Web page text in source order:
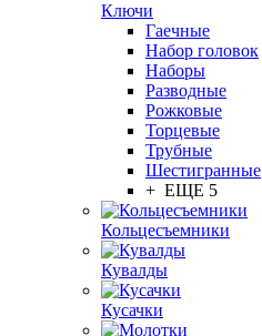
Ключи
Гаечные
Набор головок
Наборы
Разводные
Рожковые
Торцевые
Трубные
Шестигранные
+ ЕЩЕ 5
Кольцесъемники
Кувалды
Кусачки